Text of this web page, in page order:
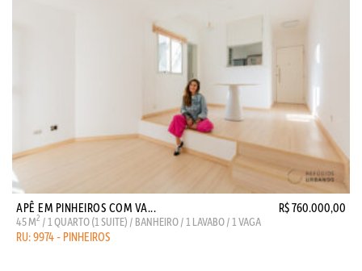
APÊ EM PINHEIROS COM VA... R$ 760.000,00
45 M2 / 1 QUARTO (1 SUITE) / BANHEIRO / 1 LAVABO / 1 VAGA
RU: 9974 - PINHEIROS